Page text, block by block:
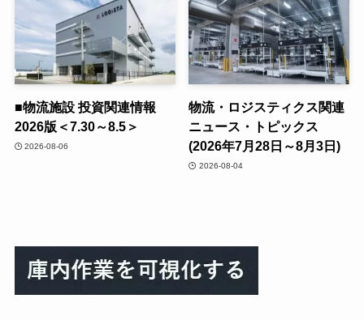
■物流施設 投資関連情報
2026版＜7.30～8.5＞
2026-08-06
物流・ロジスティクス関連
ニュース・トピックス
(2026年7月28日～8月3日)
2026-08-04